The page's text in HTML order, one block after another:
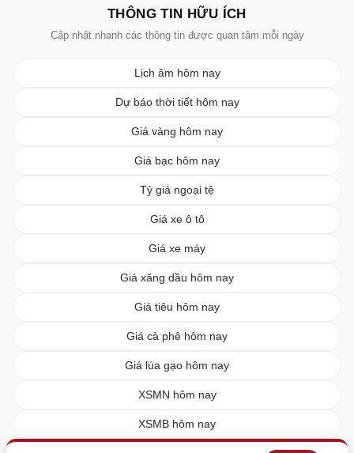
THÔNG TIN HỮU ÍCH
Cập nhật nhanh các thông tin được quan tâm mỗi ngày
Lịch âm hôm nay
Dự báo thời tiết hôm nay
Giá vàng hôm nay
Giá bạc hôm nay
Tỷ giá ngoại tệ
Giá xe ô tô
Giá xe máy
Giá xăng dầu hôm nay
Giá tiêu hôm nay
Giá cà phê hôm nay
Giá lúa gạo hôm nay
XSMN hôm nay
XSMB hôm nay